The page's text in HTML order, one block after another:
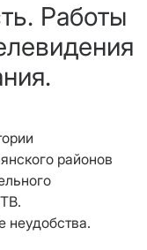
Работы
районов
неудобства.